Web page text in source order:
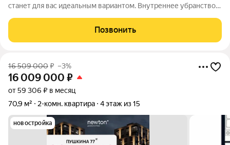
станет для вас идеальным вариантом. Внутреннее убранство
применением современных технологий и материалов
премиум-класса. Центром притяжения
Позвонить
16 509 000₽ –3%
16 009 000 ₽
от 59 306 ₽ в месяц
70,9 м²
2-комн. квартира 4 этаж из 15
новостройка